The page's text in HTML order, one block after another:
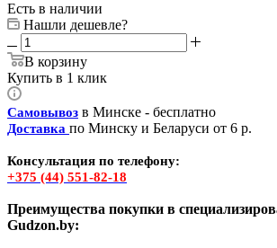
Есть в наличии
Нашли дешевле?
В корзину
Купить в 1 клик
Самовывоз в Минске - бесплатно
Доставка по Минску и Беларуси от 6 р.
Консультация по телефону:
+375 (44) 551-82-18
Преимущества покупки в
Gudzon.by: